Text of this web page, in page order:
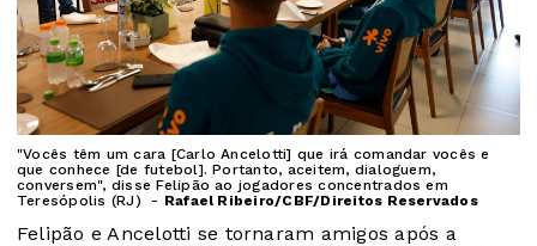
"Vocês têm um cara [Carlo Ancelotti] que irá comandar vocês e
que conhece [de futebol]. Portanto, aceitem, dialoguem,
conversem", disse Felipão ao jogadores concentrados em
Teresópolis (RJ) - Rafael Ribeiro/CBF/Direitos Reservados
Felipão e Ancelotti se tornaram amigos após a